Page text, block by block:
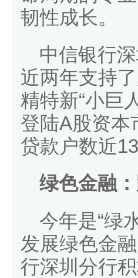
韧性成长。
中信银行
近两年支持
精特新“小巨
登陆A股资本
贷款户数近
绿色金融
今年是“绿
发展绿色金
行深圳分行